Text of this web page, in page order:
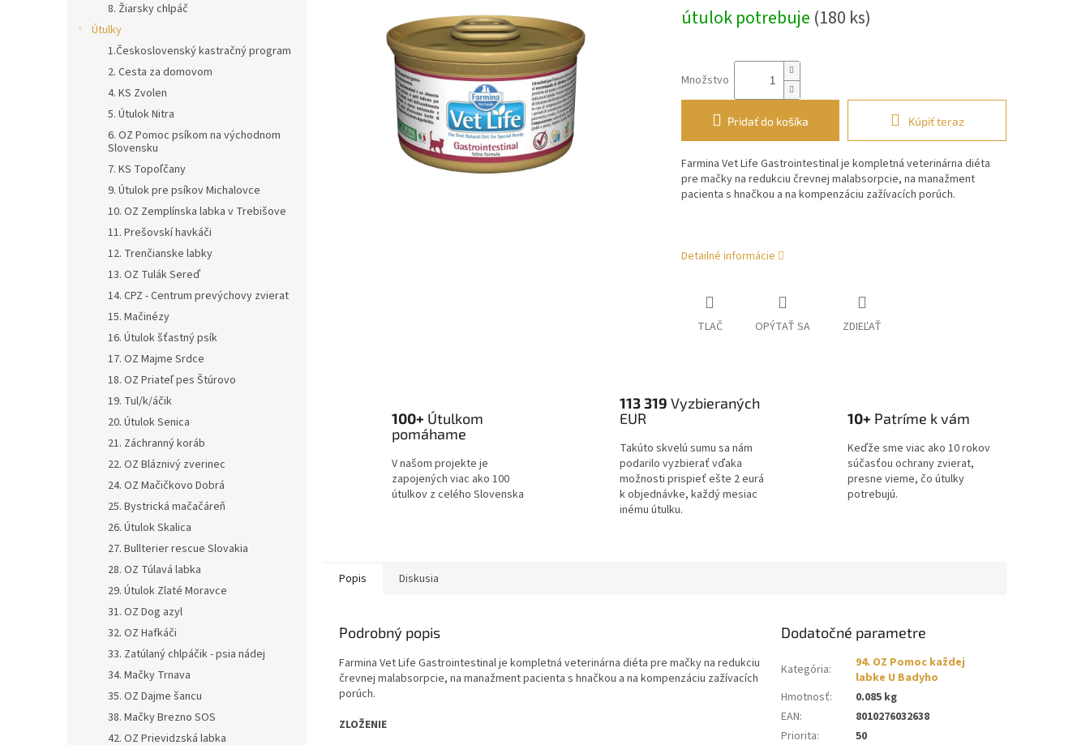
8. Žiarsky chlpáč
Útulky
1.Československý kastračný program
2. Cesta za domovom
4. KS Zvolen
5. Útulok Nitra
6. OZ Pomoc psíkom na východnom
Slovensku
7. KS Topoľčany
9. Útulok pre psíkov Michalovce
10. OZ Zemplínska labka v Trebišove
11. Prešovskí havkáči
12. Trenčianske labky
13. OZ Tulák Sereď
14. CPZ - Centrum prevýchovy zvierat
15. Mačinézy
16. Útulok šťastný psík
17. OZ Majme Srdce
18. OZ Priateľ pes Štúrovo
19. Tul/k/áčik
20. Útulok Senica
21. Záchranný koráb
22. OZ Bláznivý zverinec
24. OZ Mačičkovo Dobrá
25. Bystrická mačačáreň
26. Útulok Skalica
27. Bullterier rescue Slovakia
28. OZ Túlavá labka
29. Útulok Zlaté Moravce
31. OZ Dog azyl
32. OZ Hafkáči
33. Zatúlaný chlpáčik - psia nádej
34. Mačky Trnava
35. OZ Dajme šancu
38. Mačky Brezno SOS
42. OZ Prievidzská labka
útulok potrebuje (180 ks)
Množstvo
Pridať do košíka Kúpiť teraz
Farmina Vet Life Gastrointestinal je kompletná veterinárna diéta
pre mačky na redukciu črevnej malabsorpcie, na manažment
pacienta s hnačkou a na kompenzáciu zažívacích porúch.
Detailné informácie
TLAČ OPÝTAŤ SA ZDIEĽAŤ
100+ Útulkom
pomáhame
V našom projekte je
zapojených viac ako 100
útulkov z celého Slovenska
113 319 Vyzbieraných
EUR
Takúto skvelú sumu sa nám
podarilo vyzbierať vďaka
možnosti prispieť ešte 2 eurá
k objednávke, každý mesiac
inému útulku.
10+ Patríme k vám
Keďže sme viac ako 10 rokov
súčasťou ochrany zvierat,
presne vieme, čo útulky
potrebujú.
Popis Diskusia
Podrobný popis
Farmina Vet Life Gastrointestinal je kompletná veterinárna diéta pre mačky na redukciu
črevnej malabsorpcie, na manažment pacienta s hnačkou a na kompenzáciu zažívacích
porúch.
ZLOŽENIE
Dodatočné parametre
Kategória:
94. OZ Pomoc každej
labke U Badyho
Hmotnosť:
0.085 kg
EAN:
8010276032638
Priorita:
50